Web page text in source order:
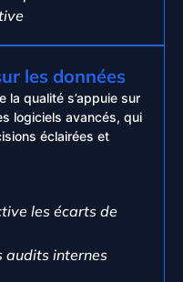
les données
la qualité s’appuie sur
logiciels avancés, qui
éclairées et
les écarts de
audits internes